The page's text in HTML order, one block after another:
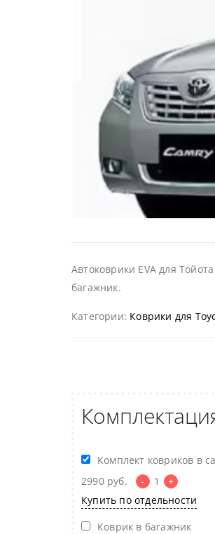
Автоковрики EVA для
багажник.
Категории: Коврики для
Комплект ковриков в
2990 руб. - 1
+
Купить по отдельности
Коврик в багажник